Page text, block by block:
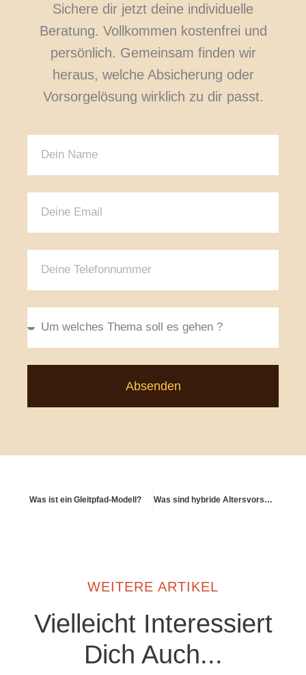
Sichere dir jetzt deine individuelle
Beratung. Vollkommen kostenfrei und
persönlich. Gemeinsam finden wir
heraus, welche Absicherung oder
Vorsorgelösung wirklich zu dir passt.
Absenden
Was ist ein Gleitpfad-Modell? Was sind hybride Altersvorsorgelösungen?
WEITERE ARTIKEL
Vielleicht Interessiert
Dich Auch...